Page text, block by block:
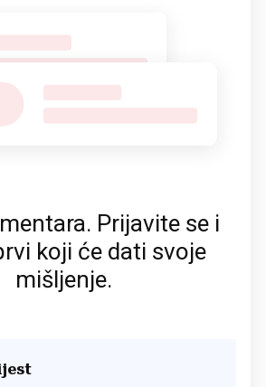
Prijavite se i
koji će dati svoje
mišljenje.